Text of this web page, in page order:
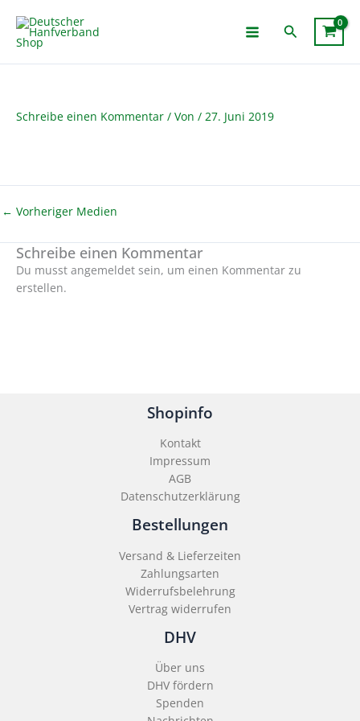
Inhalt
springen
Suchen
Schreibe einen Kommentar / Von / 27. Juni 2019
← Vorheriger Medien
Schreibe einen Kommentar
Du musst angemeldet sein, um einen Kommentar zu
erstellen.
Shopinfo
Kontakt
Impressum
AGB
Datenschutzerklärung
Bestellungen
Versand & Lieferzeiten
Zahlungsarten
Widerrufsbelehrung
Vertrag widerrufen
DHV
Über uns
DHV fördern
Spenden